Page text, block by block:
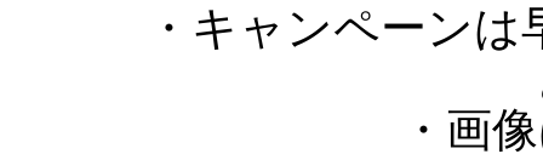
・キャンペーン
・画